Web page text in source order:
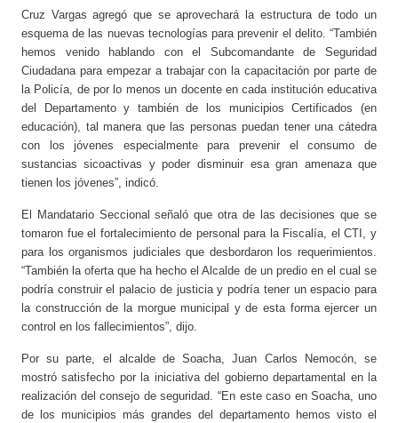
Cruz Vargas agregó que se aprovechará la estructura de todo un
esquema de las nuevas tecnologías para prevenir el delito. “También
hemos venido hablando con el Subcomandante de Seguridad
Ciudadana para empezar a trabajar con la capacitación por parte de
la Policía, de por lo menos un docente en cada institución educativa
del Departamento y también de los municipios Certificados (en
educación), tal manera que las personas puedan tener una cátedra
con los jóvenes especialmente para prevenir el consumo de
sustancias sicoactivas y poder disminuir esa gran amenaza que
tienen los jóvenes”, indicó.
El Mandatario Seccional señaló que otra de las decisiones que se
tomaron fue el fortalecimiento de personal para la Fiscalía, el CTI, y
para los organismos judiciales que desbordaron los requerimientos.
“También la oferta que ha hecho el Alcalde de un predio en el cual se
podría construir el palacio de justicia y podría tener un espacio para
la construcción de la morgue municipal y de esta forma ejercer un
control en los fallecimientos”, dijo.
Por su parte, el alcalde de Soacha, Juan Carlos Nemocón, se
mostró satisfecho por la iniciativa del gobierno departamental en la
realización del consejo de seguridad. “En este caso en Soacha, uno
de los municipios más grandes del departamento hemos visto el